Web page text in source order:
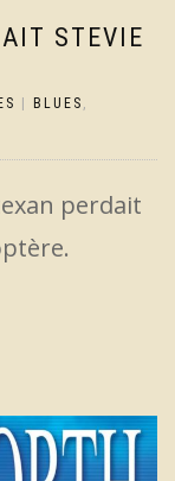
STEVIE
BLUES ,
perdait